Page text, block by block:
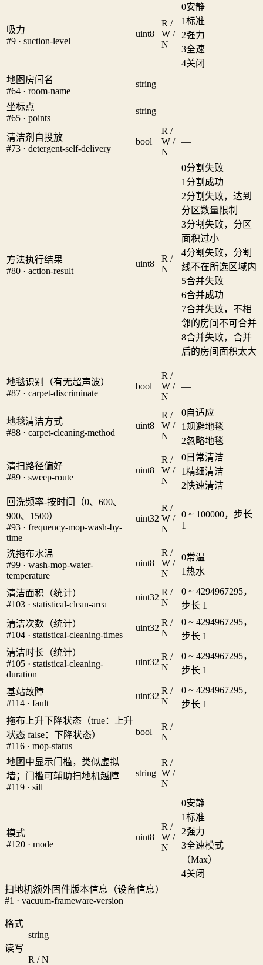
吸力
#9 · suction-level
uint8
R /
W /
N
0安静
1标准
2强力
3全速
4关闭
地图房间名
#64 · room-name
string —
坐标点
#65 · points
string —
清洁剂自投放
#73 · detergent-self-delivery
bool
R /
W /
N
—
方法执行结果
#80 · action-result
uint8
R /
N
0分割失败
1 分割成功
2分割失败，达到
分区数量限制
3分割失败，分区
面积过小
4分割失败，分割
线不在所选区域内
5合并失败
6合并成功
7合并失败，不相
邻的房间不可合并
8合并失败，合并
后的房间面积太大
地毯识别（有无超声波）
#87 · carpet-discriminate
bool
R /
W /
N
—
地毯清洁方式
#88 · carpet-cleaning-method
uint8
R /
W /
N
0自适应
1规避地毯
2忽略地毯
清扫路径偏好
#89 · sweep-route
uint8
R /
W /
N
0 日常清洁
1精细清洁
2快速清洁
回洗频率-按时间（0、600、
900、1500）
#93 · frequency-mop-wash-by-
time
uint32
R /
W /
N
0 ~ 100000，步长
1
洗拖布水温
#99 · wash-mop-water-
temperature
uint8
R /
W /
N
0常温
1热水
清洁面积（统计）
#103 · statistical-clean-area
uint32
R /
N
0 ~ 4294967295，
步长 1
清洁次数（统计）
#104 · statistical-cleaning-times
uint32
R /
N
0 ~ 4294967295，
步长 1
清洁时长（统计）
#105 · statistical-cleaning-
duration
uint32
R /
N
0 ~ 4294967295，
步长 1
基站故障
#114 · fault
uint32
R /
N
0 ~ 4294967295，
步长 1
拖布上升下降状态（true：上升
状态 false：下降状态）
#116 · mop-status
bool
R /
N
—
地图中显示门槛，类似虚拟
墙；门槛可辅助扫地机越障
#119 · sill
string
R /
W /
N
—
模式
#120 · mode
uint8
R /
W /
N
0安静
1标准
2强力
3全速模式
（Max）
4关闭
扫地机额外固件版本信息（设备信息）
#1 · vacuum-frameware-version
格式
string
读写
R / N